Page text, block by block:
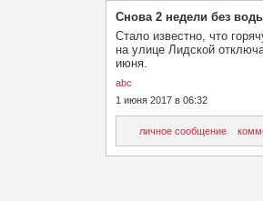
Снова 2 недели без
Стало известно, что
на улице Лидской
июня.
abc
1 июня 2017 в 06:32
личное сообщение